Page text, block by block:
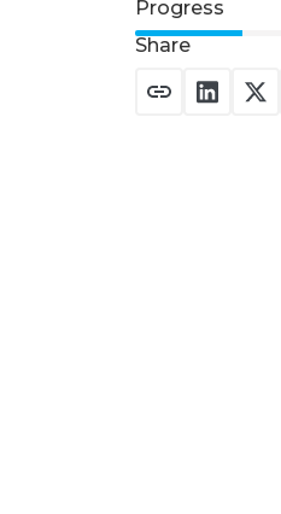
Progress
Share